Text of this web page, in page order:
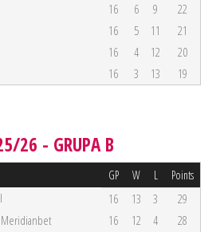
16 6 9
22
16 5 11
21
16 4 12
20
16 3 13 19
26 - GRUPA B
GP W L Points
16 13 3
29
Meridianbet 16 12 4
28